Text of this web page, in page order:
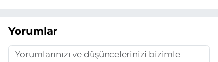
Yorumlar